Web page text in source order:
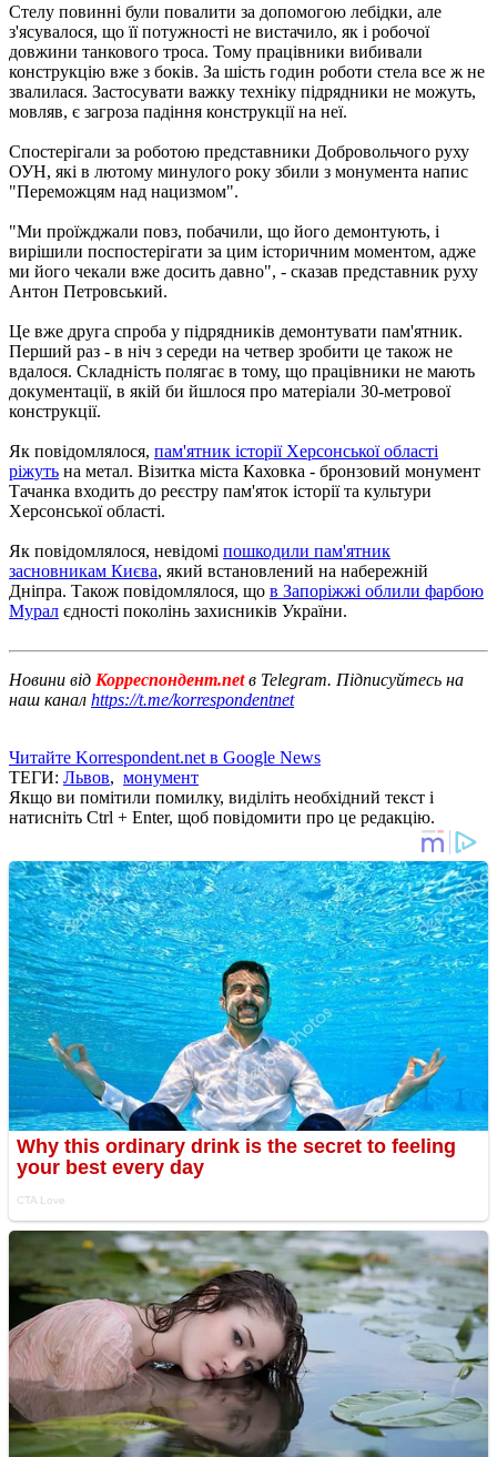
Стелу повинні були повалити за допомогою лебідки, але
з'ясувалося, що її потужності не вистачило, як і робочої
довжини танкового троса. Тому працівники вибивали
конструкцію вже з боків. За шість годин роботи стела все ж не
звалилася. Застосувати важку техніку підрядники не можуть,
мовляв, є загроза падіння конструкції на неї.
Спостерігали за роботою представники Добровольчого руху
ОУН, які в лютому минулого року збили з монумента напис
"Переможцям над нацизмом".
"Ми проїжджали повз, побачили, що його демонтують, і
вирішили поспостерігати за цим історичним моментом, адже
ми його чекали вже досить давно", - сказав представник руху
Антон Петровський.
Це вже друга спроба у підрядників демонтувати пам'ятник.
Перший раз - в ніч з середи на четвер зробити це також не
вдалося. Складність полягає в тому, що працівники не мають
документації, в якій би йшлося про матеріали 30-метрової
конструкції.
Як повідомлялося, пам'ятник історії Херсонської області
ріжуть на метал. Візитка міста Каховка - бронзовий монумент
Тачанка входить до реєстру пам'яток історії та культури
Херсонської області.
Як повідомлялося, невідомі пошкодили пам'ятник
засновникам Києва, який встановлений на набережній
Дніпра. Також повідомлялося, що в Запоріжжі облили фарбою
Мурал єдності поколінь захисників України.
Новини від Корреспондент.netв Telegram. Підписуйтесь на
наш канал https://t.me/korrespondentnet
Читайте Korrespondent.net в Google News
ТЕГИ: Львов, монумент
Якщо ви помітили помилку, виділіть необхідний текст і
натисніть Ctrl + Enter, щоб повідомити про це редакцію.